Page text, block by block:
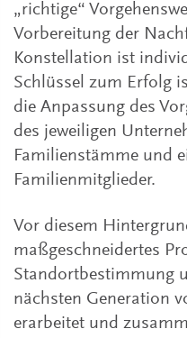
„richtige“
Vorbereitung der
Konstellation ist
Schlüssel zum Erfolg
die Anpassung des
des jeweiligen
Familienstämme und
Familienmitglieder.
Vor diesem
maßgeschneidertes
Standortbestimmung
nächsten Generation
erarbeitet und